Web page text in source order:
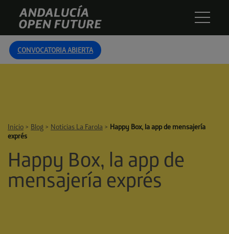
content
Andalucía
Open
Future
CONVOCATORIA ABIERTA
Inicio > Blog > Noticias La Farola > Happy Box, la app de mensajería
exprés
Happy Box, la app de
mensajería exprés